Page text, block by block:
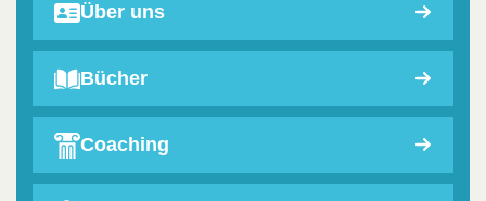
Über uns
Bücher
Coaching